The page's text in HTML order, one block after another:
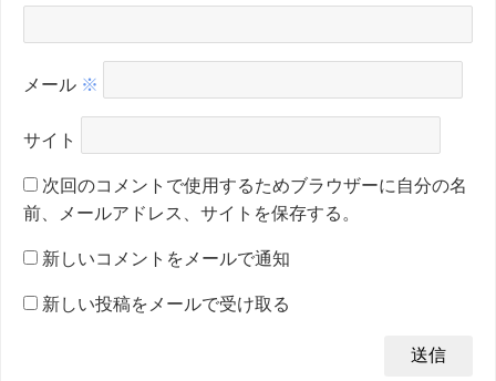
メール ※
サイト
次回のコメントで使用するためブラウザーに自分の名
前、メールアドレス、サイトを保存する。
新しいコメントをメールで通知
新しい投稿をメールで受け取る